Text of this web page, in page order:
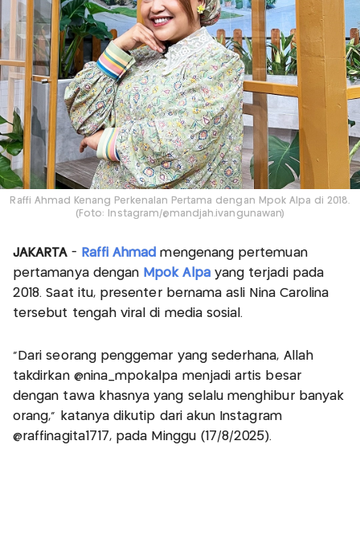
Raffi Ahmad Kenang Perkenalan Pertama dengan Mpok Alpa di 2018.
(Foto: Instagram/@mandjah.ivangunawan)
JAKARTA- Raffi Ahmadmengenang pertemuan
pertamanya dengan Mpok Alpa yang terjadi pada
2018. Saat itu, presenter bernama asli Nina Carolina
tersebut tengah viral di media sosial.
“Dari seorang penggemar yang sederhana, Allah
takdirkan @nina_mpokalpa menjadi artis besar
dengan tawa khasnya yang selalu menghibur banyak
orang,” katanya dikutip dari akun Instagram
@raffinagita1717, pada Minggu (17/8/2025).